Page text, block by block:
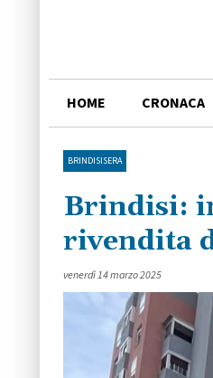
HOME CRONACA
BRINDISISERA
Brindisi:
rivendita
venerdì 14 marzo 2025